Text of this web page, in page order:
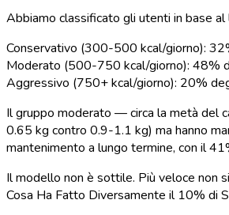
Abbiamo classificato gli utenti in base
Conservativo (300-500 kcal/giorno):
Moderato (500-750 kcal/giorno): 48%
Aggressivo (750+ kcal/giorno): 20%
Il gruppo moderato — circa la metà del
0.65 kg contro 0.9-1.1 kg) ma hanno
mantenimento a lungo termine, con il
Il modello non è sottile. Più veloce non
Cosa Ha Fatto Diversamente il 10% di